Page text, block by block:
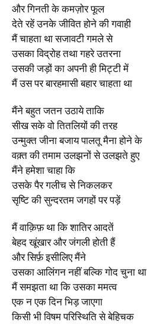
और गिनती के कमज़ोर फूल
देते रहें उनके जीवित होने की गवाही
मैं चाहता था सजावटी गमले से
उसका विद्रोह तथा गहरे उतरना
उसकी जड़ों का अपनी ही मिट्टी में
मैं उस पर बारहमासी बहार चाहता था
मैंने बहुत जतन उठाये ताकि
सीख सके वो तितलियों की तरह
उन्मुक्त जीना बजाय पालतू मैना होने के
वक़्त की तमाम उलझनों से उलझते हुए
मैंने हमेशा चाहा कि
उसके पैर गलीच से निकलकर
सृष्टि की सुन्दरतम जगहों पर पड़ें
मैं वाक़िफ़ था कि शातिर आदतें
बेहद खूंखार और जंगली होती हैं
और सिर्फ़ इसीलिए मैंने
उसका आलिंगन नहीं बल्कि गोद चुना था
मैं समझता था कि उसका ममत्व
एक न एक दिन भिड़ जाएगा
किसी भी विषम परिस्थिति से बेहिचक